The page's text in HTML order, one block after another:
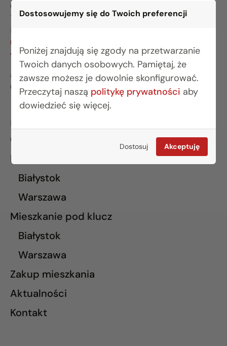
Dostosowujemy się do Twoich preferencji
Poniżej znajdują się zgody na przetwarzanie
Twoich danych osobowych. Pamiętaj, że
zawsze możesz je dowolnie skonfigurować.
Przeczytaj naszą politykę prywatności aby
dowiedzieć się więcej.
Dostosuj Akceptuję
ul. Legionowa 28 lok. 202
15-281 Białystok
BIURO WARSZAWA
(22) 642 03 55
warszawa@rogowskidevelopment.pl
al. Wilanowska 67E lok. U5
02-765 Warszawa
INFORMACJE
O nas
Finansowanie
Białystok
Warszawa
Mieszkanie pod klucz
Białystok
Warszawa
Zakup mieszkania
Aktualności
Kontakt